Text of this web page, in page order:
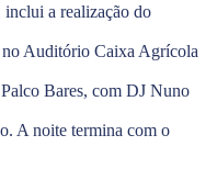
a realização do
no Auditório Caixa Agrícola
Bares, com DJ Nuno
A noite termina com o